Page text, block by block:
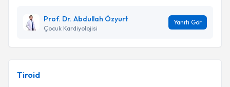
Prof. Dr. Abdullah Özyurt
Çocuk Kardiyolojisi
Yanıtı Gör
Tiroid